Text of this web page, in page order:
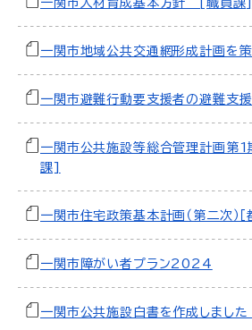
一関市人材育成基本方針 [職員課]
一関市地域公共交通網形成計画を策
一関市避難行動要支援者の避難支
一関市公共施設等総合管理計画
課]
一関市住宅政策基本計画（第二次）［
一関市障がい者プラン2024
一関市公共施設白書を作成しまし